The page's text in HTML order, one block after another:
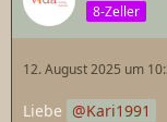
8-Zeller
12. August 2025 um
Liebe
Kari1991